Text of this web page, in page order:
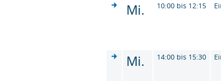
Mi. 10:00 bis 12:15
Mi. 14:00 bis 15:30